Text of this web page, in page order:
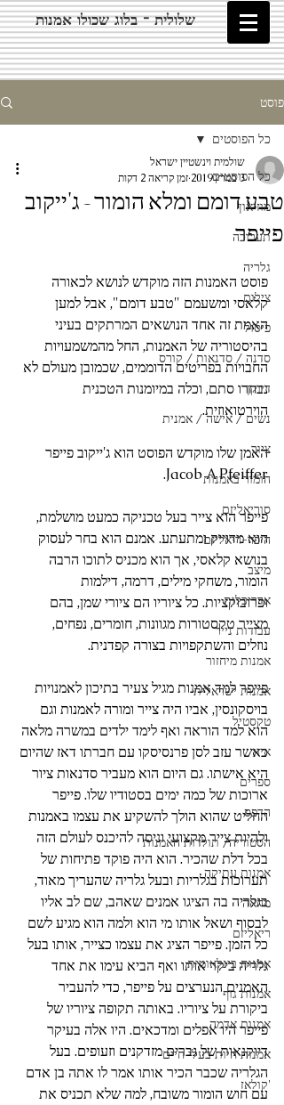
שלולית - בלוג שכולו אמנות
פוסט
כל הפוסטים
מוזיאון
תערוכה
גלריה
צילום
פיסול
סדנה / סדנאות / קורס
דיוקן
נשים / אישה / אמנית
ציור
הומור באמנות
סוריאליזם
היפר-ריאליזם
מיצב
אדריכלות
עבודות נייר
אמנות מיחזור
אמנות ישראלית
טקסטיל
איור
ספרים
הדפס
הסטוריה/ תולדות האמנות
אמנות עתיקה
מחאה
ריאליזם
אמנות בינלאומית
אמנות גוף
אמנות אדמה
אמנות חיות בעלי חיים
'קולאז
כל הפוסטים
טבע דומם ומלא הומור - ג'ייקוב
פייפר
שולמית וינשטיין ישראל
3 במרץ 2019
זמן קריאה 2 דקות
פוסט האמנות הזה מוקדש לנושא לכאורה
קלאסי ומשעמם "טבע דומם", אבל למען
האמת זה אחד הנושאים המרתקים בעיני
בהיסטוריה של האמנות, החל מהמשמעויות
החבויות בפריטים הדוממים, שכמובן מעולם לא
נבחרו סתם, וכלה במיומנות הטכנית
הוירטואוזית.
האמן שלו מוקדש הפוסט הוא ג'ייקוב פייפר
Jacob A Pfeiffer.
פייפר הוא צייר בעל טכניקה כמעט מושלמת,
הוא מדוייק ומתעתע. אמנם הוא בחר לעסוק
בנושא קלאסי, אך הוא מכניס לתוכו הרבה
הומור, משחקי מילים, דרמה, דילמות
ופרובוקציות. כל ציוריו הם ציורי שמן, בהם
מצייר טקסטורות מגוונות, חומרים, נפחים,
נוזלים והשתקפויות בצורה קפדנית.
פייפר למד אמנות מגיל צעיר בתיכון לאמנויות
בויסקונסין, אביו היה צייר ומורה לאמנות וגם
הוא למד הוראה ואף לימד ילדים במשרה מלאה
כאשר עזב לסן פרנסיסקו עם חברתו דאז שהיום
היא אישתו. גם היום הוא מעביר סדנאות ציור
ארוכות של כמה ימים בסטודיו שלו. פייפר
החליט שהוא הולך להשקיע את עצמו באמנות
ולהיות צייר מקצועי וניסה להיכנס לעולם הזה
בכל דלת שהכיר. הוא היה פוקד פתיחות של
תערוכות בגלריות ובעל גלריה שהעריך מאוד,
בגלריה בה הציגו אמנים שאהב, שם לב אליו
לבסוף ושאל אותו מי הוא ולמה הוא מגיע לשם
כל הזמן. פייפר הציג את עצמו כצייר, אותו בעל
גלריה ביקר אותו ואף הביא עימו את אחד
האמנים הנערצים על פייפר, כדי להעביר
ביקורת על ציוריו. באותה תקופה ציוריו של
פייפר היו אפלים ומדכאים. היו אלה בעיקר
דיוקנאות של גברים מזדקנים וזעופים. בעל
הגלריה שכבר הכיר אותו אמר לו אתה בן אדם
עם חוש הומור משובח, למה שלא תכניס את